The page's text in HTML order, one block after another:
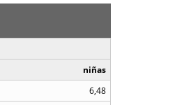
niñas
6,48